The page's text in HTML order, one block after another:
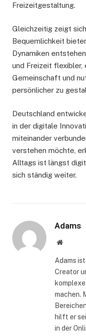
Freizeitgestaltung.
Gleichzeitig zeigt
Bequemlichkeit
Dynamiken
und Freizeit flexibler,
Gemeinschaft und
persönlicher zu
Deutschland
in der digitale
miteinander
verstehen möchte,
Alltags ist längst
sich ständig weiter.
Adams
Website
Adams
Creator
machen.
hilft er
in der